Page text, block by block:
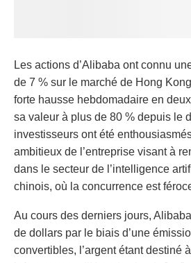
Les actions d’Alibaba ont connu
de 7 % sur le marché de Hong
forte hausse hebdomadaire en
sa valeur à plus de 80 % depuis le
investisseurs ont été
ambitieux de l’entreprise visant à
dans le secteur de l’intelligence
chinois, où la concurrence est
Au cours des derniers jours,
de dollars par le biais d’une
convertibles, l’argent étant destiné